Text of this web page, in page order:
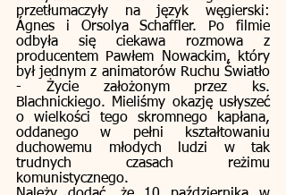
przetłumaczyły na język węgierski:
Ágnes i Orsolya Schaffler. Po filmie
odbyła się ciekawa rozmowa z
producentem Pawłem Nowackim, który
był jednym z animatorów Ruchu Światło
- Życie założonym przez ks.
Blachnickiego. Mieliśmy okazję usłyszeć
o wielkości tego skromnego kapłana,
oddanego w pełni kształtowaniu
duchowemu młodych ludzi w tak
trudnych czasach reżimu
komunistycznego.